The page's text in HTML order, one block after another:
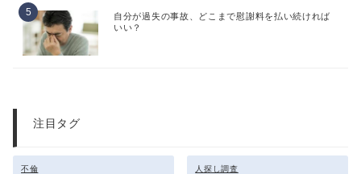
自分が過失の事故、どこまで慰謝料を払い続ければ
いい？
注目タグ
不倫 人探し調査